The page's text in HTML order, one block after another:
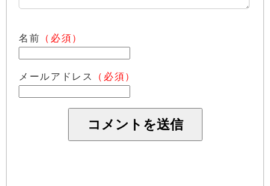
名前 （必須）
メールアドレス （必須）